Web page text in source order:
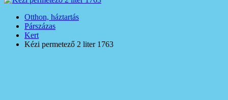
Otthon, háztartás
Párszázas
Kert
Kézi permetező 2 liter 1763